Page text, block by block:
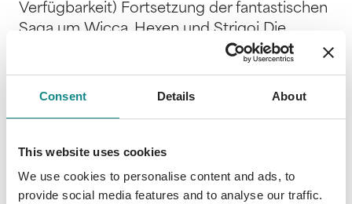
Consent Details About
This website uses cookies
We use cookies to personalise content and ads, to
provide social media features and to analyse our traffic.
Verfügbarkeit) Fortsetzung der fantastischen
Saga um Wicca, Hexen und Strigoi Die
Große Göttin gibt uns nur das, wofür wir
Bestes gegeben, um den Prinzipien der
mehr, als sie ertragen konnte. Doch nun sind
fast zwei Jahre seit den verheerenden
Ereignissen in Ardeal vergangen. Zwei Jahre,